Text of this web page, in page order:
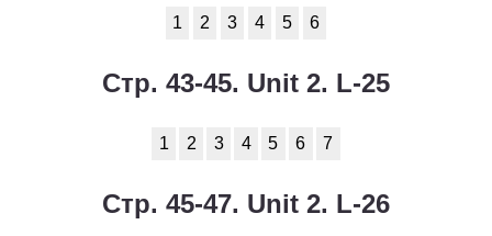
1 2 3 4 5 6
Стр. 43-45. Unit 2. L-25
1 2 3 4 5 6 7
Стр. 45-47. Unit 2. L-26